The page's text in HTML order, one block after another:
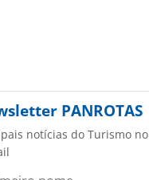
PANROTAS
notícias do Turismo no